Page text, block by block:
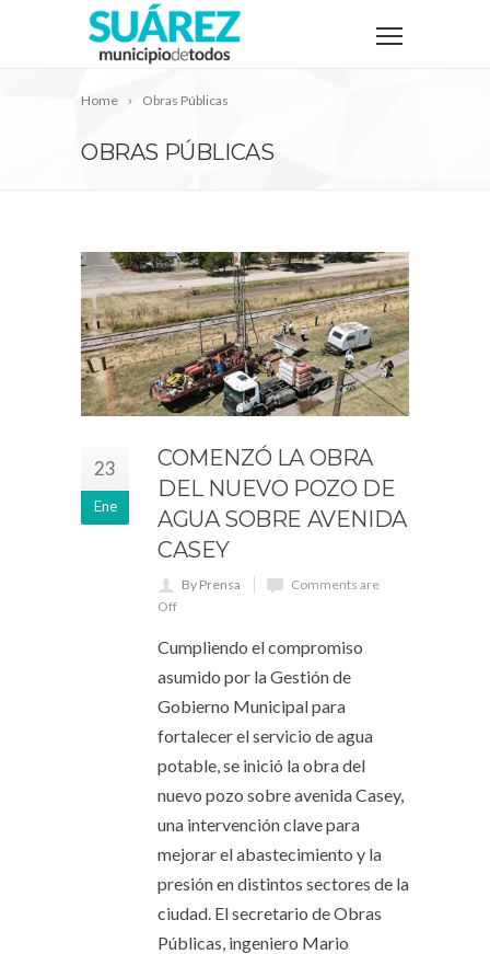
Home Obras Públicas
OBRAS PÚBLICAS
23
Ene
COMENZÓ LA OBRA
DEL NUEVO POZO DE
AGUA SOBRE AVENIDA
CASEY
By Prensa
Comments are
Off
Cumpliendo el compromiso
asumido por la Gestión de
Gobierno Municipal para
fortalecer el servicio de agua
potable, se inició la obra del
nuevo pozo sobre avenida Casey,
una intervención clave para
mejorar el abastecimiento y la
presión en distintos sectores de la
ciudad. El secretario de Obras
Públicas, ingeniero Mario